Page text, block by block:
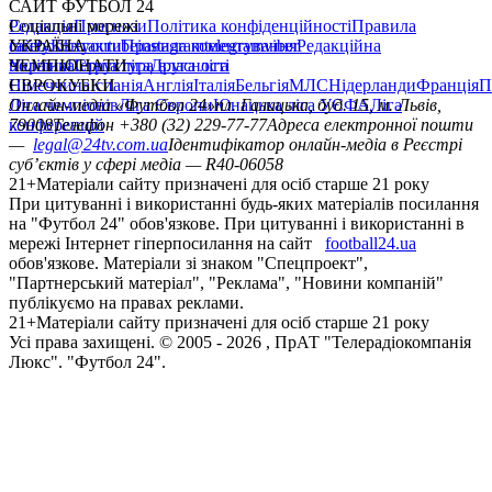
САЙТ ФУТБОЛ 24
РедакціяПрогнозиПолітика конфіденційностіПравила
сайтуКонтактиПравила коментуванняРедакційна
політикаСтруктура власності
Соціальні мережі
facebookxyoutubeinstagramtelegramviber
УКРАЇНА
УкраїнаПерша лігаДруга ліга
ЧЕМПІОНАТИ
НімеччинаІспаніяАнгліяІталіяБельгіяМЛСНідерландиФранція
ЄВРОКУБКИ
Ліга чемпіонівЛіга ЄвропиЮнацька ліга УЄФАЛіга
конференцій
Онлайн-медіа «Футбол 24»пл. Галицька, буд. 15, м. Львів,
79008Телефон +380 (32) 229-77-77Адреса електронної пошти
— legal@24tv.com.uaІдентифікатор онлайн-медіа в Реєстрі
суб’єктів у сфері медіа — R40-06058
21+Матеріали сайту призначені для осіб старше 21 року
При цитуванні і використанні будь-яких матеріалів посилання
на "Футбол 24" обов'язкове. При цитуванні і використанні в
мережі Інтернет гіперпосилання на сайт
football24.ua
обов'язкове. Матеріали зі знаком "Спецпроект",
"Партнерський матеріал", "Реклама", "Новини компаній"
публікуємо на правах реклами.
21+Матеріали сайту призначені для осіб старше 21 року
Усi права захищенi. © 2005 - 2026 , ПрАТ "Телерадіокомпанія
Люкс". "Футбол 24".